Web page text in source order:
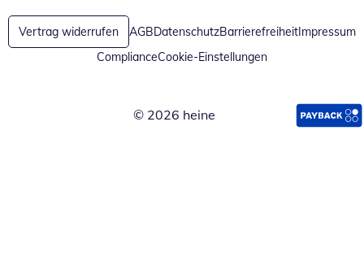
Vertrag widerrufen AGBDatenschutzBarrierefreiheitImpressum
ComplianceCookie-Einstellungen
© 2026 heine